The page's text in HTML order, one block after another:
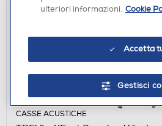
CASSE ACUSTICHE
ulteriori informazioni. Cookie
Accetta
Gestisci